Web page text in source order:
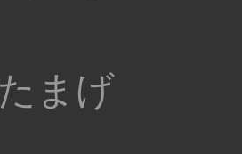
まげ